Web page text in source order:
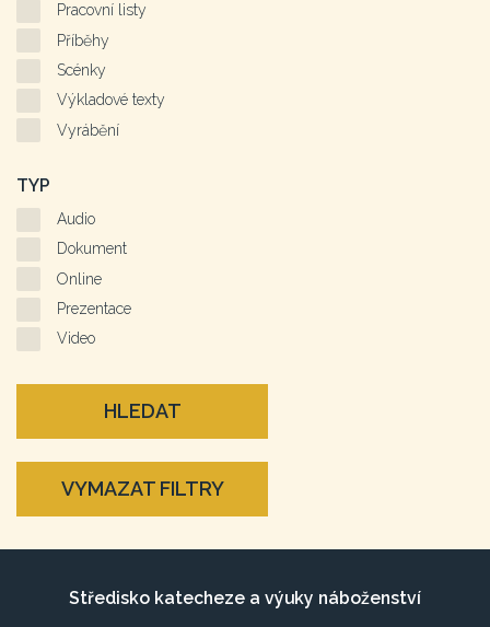
Pracovní listy
Příběhy
Scénky
Výkladové texty
Vyrábění
TYP
Audio
Dokument
Online
Prezentace
Video
HLEDAT
VYMAZAT FILTRY
Středisko katecheze a výuky náboženství